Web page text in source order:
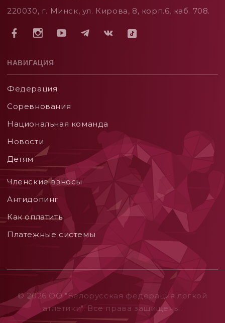
220030, г. Минск, ул. Кирова, 8, корп.6, каб. 708.
НАВИГАЦИЯ
Федерация
Соревнования
Национальная команда
Новости
Детям
Членские взносы
Aнтидопинг
Как оплатить
Платежные системы
© 2026 ОO "Белорусская федерация легкой
атлетики". Все права защищены.